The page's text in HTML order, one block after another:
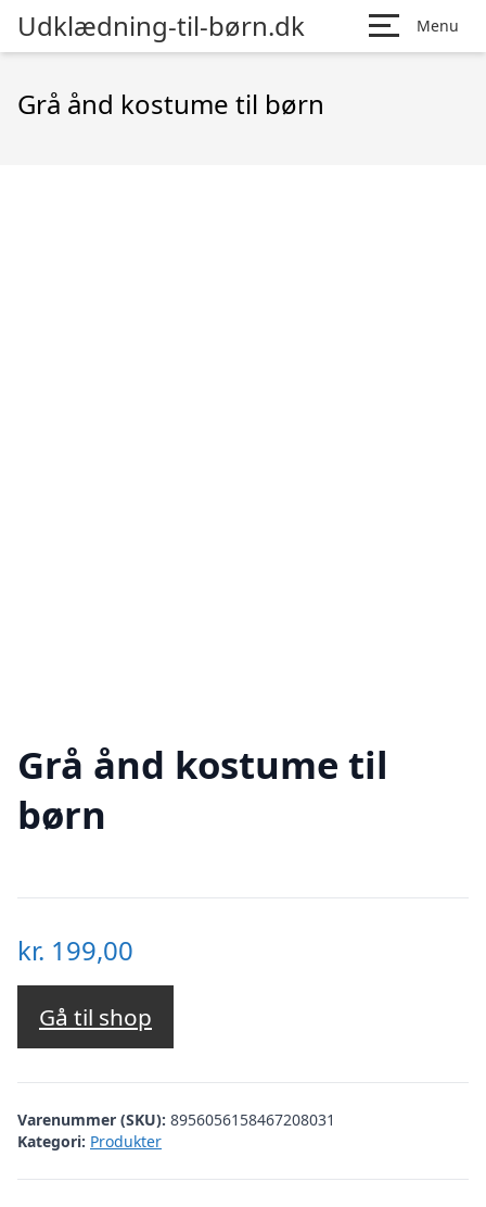
Udklædning-til-børn.dk Menu
Grå ånd kostume til børn
Grå ånd kostume til
børn
kr. 199,00
Gå til shop
Varenummer (SKU): 8956056158467208031
Kategori: Produkter